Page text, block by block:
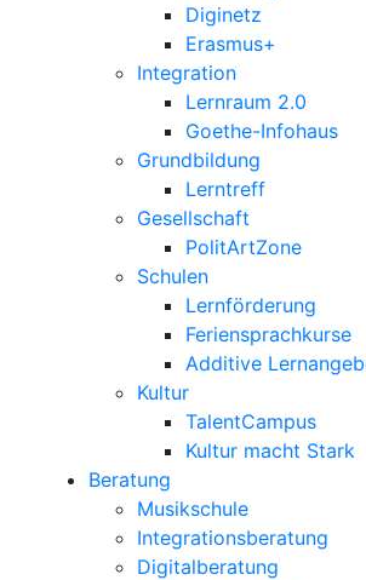
Diginetz
Erasmus+
Integration
Lernraum 2.0
Goethe-Infohaus
Grundbildung
Lerntreff
Gesellschaft
PolitArtZone
Schulen
Lernförderung
Feriensprachkurse
Additive
Kultur
TalentCampus
Kultur macht Stark
Beratung
Musikschule
Integrationsberatung
Digitalberatung